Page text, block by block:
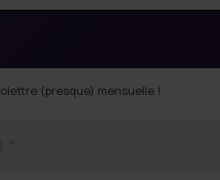
(presque) mensuelle !